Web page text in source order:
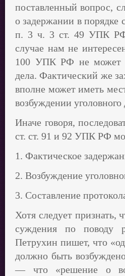
поставленный вопрос,
о задержании в
п. 3 ч. 3 ст. 49 УПК РФ,
случае нам не
100 УПК РФ не может
дела. Фактический же
вполне может иметь
возбуждении
Иначе говоря,
ст. ст. 91 и 92 УПК РФ
1. Фактическое
2. Возбуждение
3. Составление
Хотя следует признать,
суждения по поводу
Петрухин пишет, что
должно быть
— что «решение о